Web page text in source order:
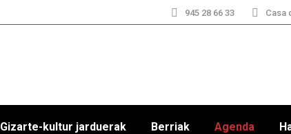
945 28 66 33 Casa
Gizarte-kultur jarduerak Berriak Agenda